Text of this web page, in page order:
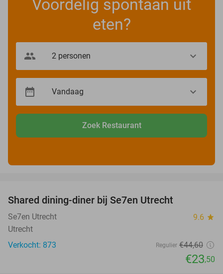
Voordelig spontaan uit
eten?
Zoek Restaurant
Shared dining-diner bij Se7en Utrecht
Se7en Utrecht 9.6 star
Utrecht
Verkocht: 873
Regulier €44,60
€23,50